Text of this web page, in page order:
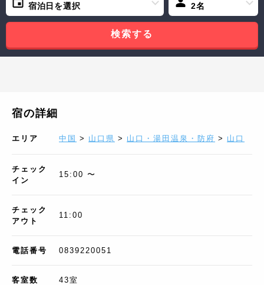
宿泊日を選択 2名
検索する
宿の詳細
エリア 中国 > 山口県 > 山口・湯田温泉・防府 > 山口
チェック
イン
15:00 〜
チェック
アウト
11:00
電話番号 0839220051
客室数 43室